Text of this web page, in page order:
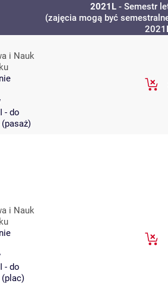
2021L - Semestr
(zajęcia mogą być
i Nauk
- do
i Nauk
- do